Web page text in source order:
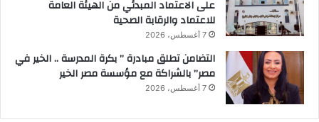
على الاعتماد المبدئي من الهيئة العامة
للاعتماد والرقابة الصحية
7 أغسطس، 2026
التضامن تطلق مبادرة ” بكرة المدرسة .. الخير في
مصر” بالشراكة مع مؤسسة مصر الخير
7 أغسطس، 2026